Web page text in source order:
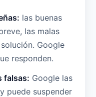
las buenas
las malas
Google
responden.
falsas: Google las
puede suspender